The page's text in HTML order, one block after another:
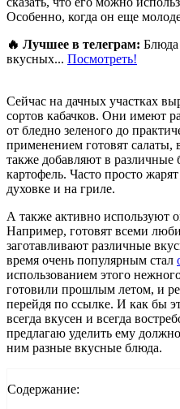
Особенно, когда он еще
🔥 Лучшее в телеграм:
вкусных... Посмотреть!
Сейчас на дачных участках
сортов кабачков. Они имеют
от бледно зеленого до
применением готовят
также добавляют в
картофель. Часто просто
духовке и на гриле.
А также активно используют
Например, готовят всеми
заготавливают различные
время очень популярным стал
использованием этого
готовили прошлым летом, и
перейдя по ссылке. И как бы
всегда вкусен и всегда
предлагаю уделить ему
ним разные вкусные блюда.
Содержание: